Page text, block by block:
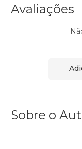
Avaliações
Sobre o